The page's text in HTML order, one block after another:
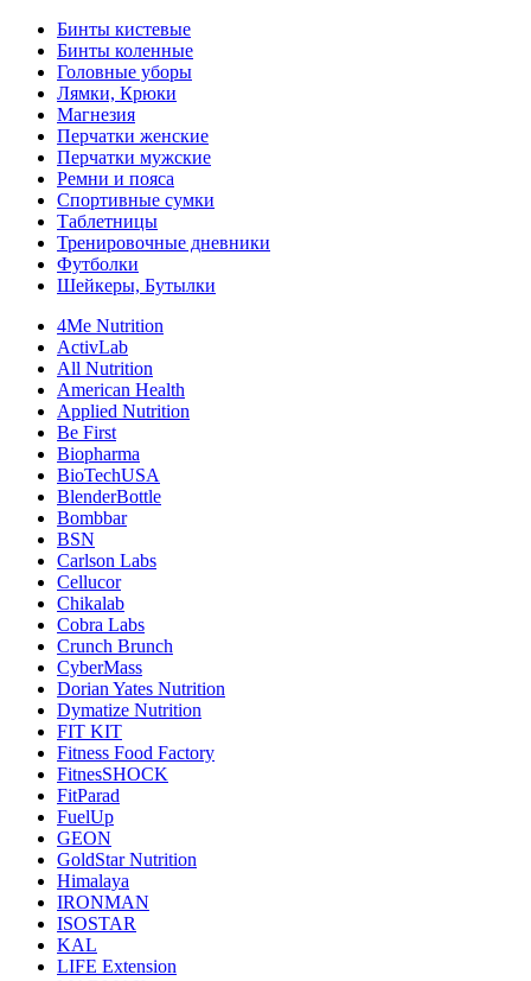
Бинты кистевые
Бинты коленные
Головные уборы
Лямки, Крюки
Магнезия
Перчатки женские
Перчатки мужские
Ремни и пояса
Спортивные сумки
Таблетницы
Тренировочные дневники
Футболки
Шейкеры, Бутылки
4Me Nutrition
ActivLab
All Nutrition
American Health
Applied Nutrition
Be First
Biopharma
BioTechUSA
BlenderBottle
Bombbar
BSN
Carlson Labs
Cellucor
Chikalab
Cobra Labs
Crunch Brunch
CyberMass
Dorian Yates Nutrition
Dymatize Nutrition
FIT KIT
Fitness Food Factory
FitnesSHOCK
FitParad
FuelUp
GEON
GoldStar Nutrition
Himalaya
IRONMAN
ISOSTAR
KAL
LIFE Extension